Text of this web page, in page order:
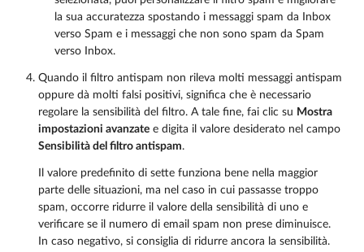
la sua accuratezza spostando i messaggi spam da Inbox
verso Spam e i messaggi che non sono spam da Spam
verso Inbox.
Quando il filtro antispam non rileva molti messaggi antispam
oppure dà molti falsi positivi, significa che è necessario
regolare la sensibilità del filtro. A tale fine, fai clic su Mostra
impostazioni avanzate e digita il valore desiderato nel campo
Sensibilità del filtro antispam.
Il valore predefinito di sette funziona bene nella maggior
parte delle situazioni, ma nel caso in cui passasse troppo
spam, occorre ridurre il valore della sensibilità di uno e
verificare se il numero di email spam non prese diminuisce.
In caso negativo, si consiglia di ridurre ancora la sensibilità.